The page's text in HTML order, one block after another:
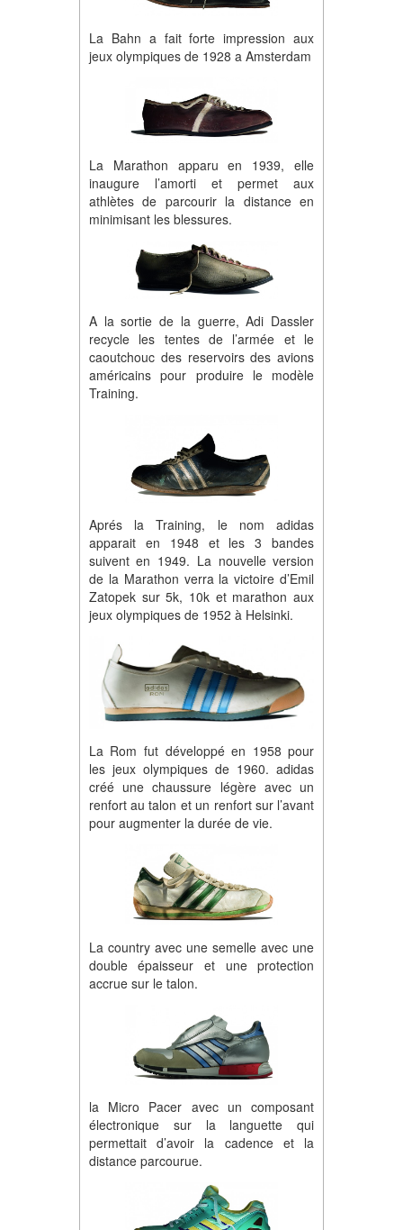
La Bahn a fait forte impression aux
jeux olympiques de 1928 a Amsterdam
La Marathon apparu en 1939, elle
inaugure l’amorti et permet aux
athlètes de parcourir la distance en
minimisant les blessures.
A la sortie de la guerre, Adi Dassler
recycle les tentes de l’armée et le
caoutchouc des reservoirs des avions
américains pour produire le modèle
Training.
Aprés la Training, le nom adidas
apparait en 1948 et les 3 bandes
suivent en 1949. La nouvelle version
de la Marathon verra la victoire d’Emil
Zatopek sur 5k, 10k et marathon aux
jeux olympiques de 1952 à Helsinki.
La Rom fut développé en 1958 pour
les jeux olympiques de 1960. adidas
créé une chaussure légère avec un
renfort au talon et un renfort sur l’avant
pour augmenter la durée de vie.
La country avec une semelle avec une
double épaisseur et une protection
accrue sur le talon.
la Micro Pacer avec un composant
électronique sur la languette qui
permettait d’avoir la cadence et la
distance parcourue.